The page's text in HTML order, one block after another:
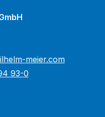
meier.com
93-0